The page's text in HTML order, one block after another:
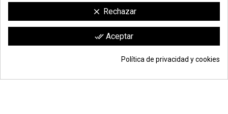
clic aquí para mostrar el certificado.
clear Rechazar
done_all Aceptar
Política de privacidad y cookies